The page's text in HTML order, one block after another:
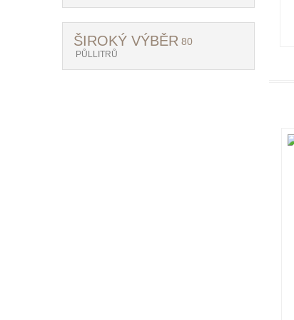
ŠIROKÝ VÝBĚR 80
PŮLLITRŮ